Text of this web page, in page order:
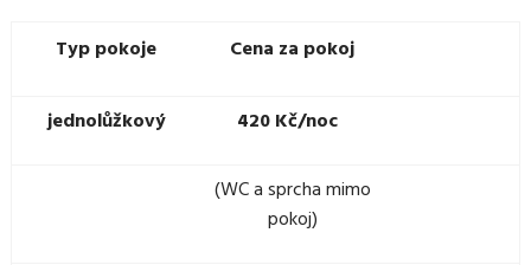
Typ pokoje
Cena za pokoj
jednolůžkový 420 Kč/noc
(WC a sprcha mimo
pokoj)